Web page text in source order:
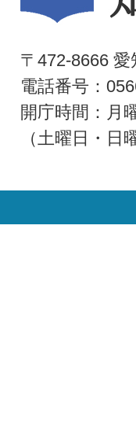
〒472-8666
電話番号：
開庁時間：月
（土曜日・